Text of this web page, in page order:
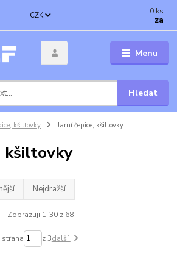
Menu
CZK
Hledat
0 ks
za
kšiltovky Jarní čepice, kšiltovky
kšiltovky
Nejdražší
Zobrazuji 1-30 z 68
strana z 3další